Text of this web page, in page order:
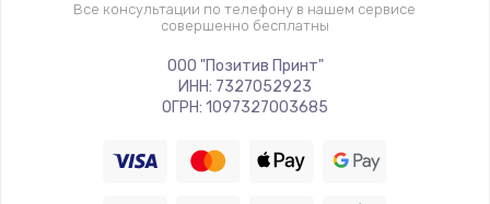
Все консультации по телефону в нашем сервисе
совершенно бесплатны
ООО "Позитив Принт"
ИНН: 7327052923
ОГРН: 1097327003685